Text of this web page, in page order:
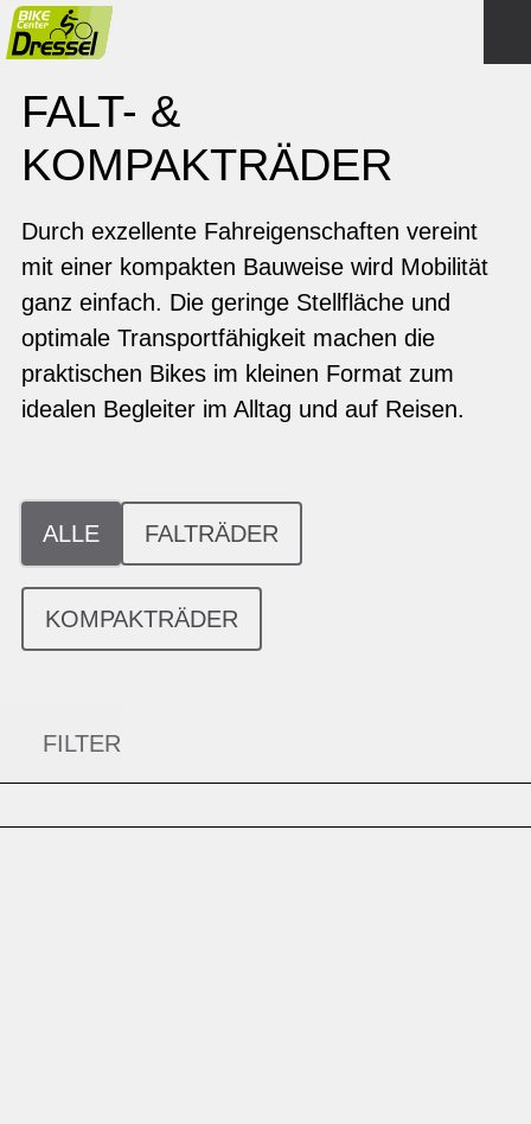
FALT- &
KOMPAKTRÄDER
Durch exzellente Fahreigenschaften vereint
mit einer kompakten Bauweise wird Mobilität
ganz einfach. Die geringe Stellfläche und
optimale Transportfähigkeit machen die
praktischen Bikes im kleinen Format zum
idealen Begleiter im Alltag und auf Reisen.
ALLE FALTRÄDER
KOMPAKTRÄDER
FILTER